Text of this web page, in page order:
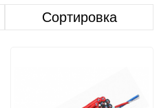
Сортировка